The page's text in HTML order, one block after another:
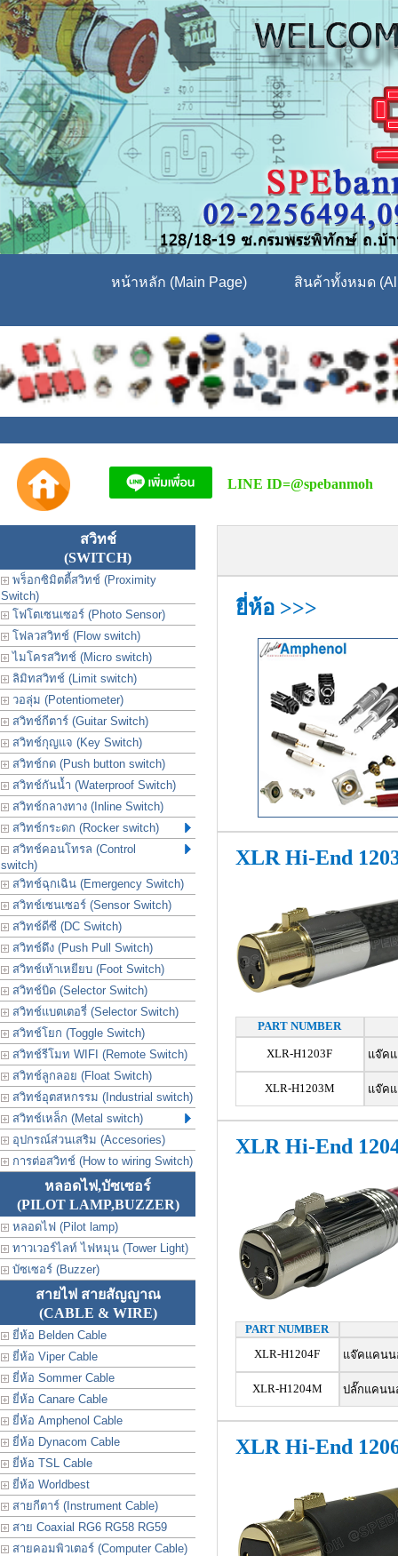
หน้าหลัก (Main Page) สินค้าทั้งหมด
LINE ID=@spebanmoh
สวิทช์
(SWITCH)
พร็อกซิมิตตี้สวิทช์ (Proximity
Switch)
โฟโตเซนเซอร์ (Photo Sensor)
โฟลวสวิทช์ (Flow switch)
ไมโครสวิทช์ (Micro switch)
ลิมิทสวิทช์ (Limit switch)
วอลุ่ม (Potentiometer)
สวิทช์กีตาร์ (Guitar Switch)
สวิทช์กุญแจ (Key Switch)
สวิทช์กด (Push button switch)
สวิทช์กันน้ำ (Waterproof Switch)
สวิทช์กลางทาง (Inline Switch)
สวิทช์กระดก (Rocker switch)
สวิทช์คอนโทรล (Control
switch)
สวิทช์ฉุกเฉิน (Emergency Switch)
สวิทช์เซนเซอร์ (Sensor Switch)
สวิทช์ดีซี (DC Switch)
สวิทช์ดึง (Push Pull Switch)
สวิทช์เท้าเหยียบ (Foot Switch)
สวิทช์บิด (Selector Switch)
สวิทช์แบตเตอรี่ (Selector Switch)
สวิทช์โยก (Toggle Switch)
สวิทช์รีโมท WIFI (Remote Switch)
สวิทช์ลูกลอย (Float Switch)
สวิทช์อุตสหกรรม (Industrial switch)
สวิทช์เหล็ก (Metal switch)
อุปกรณ์ส่วนเสริม (Accesories)
การต่อสวิทช์ (How to wiring Switch)
หลอดไฟ,บัซเซอร์
(PILOT LAMP,BUZZER)
หลอดไฟ (Pilot lamp)
ทาวเวอร์ไลท์ ไฟหมุน (Tower Light)
บัซเซอร์ (Buzzer)
สายไฟ สายสัญญาณ
(CABLE & WIRE)
ยี่ห้อ Belden Cable
ยี่ห้อ Viper Cable
ยี่ห้อ Sommer Cable
ยี่ห้อ Canare Cable
ยี่ห้อ Amphenol Cable
ยี่ห้อ Dynacom Cable
ยี่ห้อ TSL Cable
ยี่ห้อ Worldbest
สายกีตาร์ (Instrument Cable)
สาย Coaxial RG6 RG58 RG59
สายคอมพิวเตอร์ (Computer Cable)
ยี่ห้อ >>>
XLR Hi-End
PART NUMBER
XLR-H1203F แจ๊คแ
XLR-H1203M แจ๊คแ
XLR Hi-End
PART NUMBER
XLR-H1204F
แจ๊คแคนน
XLR-H1204M ปลั๊กแคนนอ
XLR Hi-End